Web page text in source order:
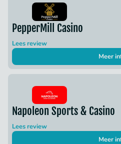
PepperMill Casino
Lees review
Meer
Napoleon Sports & Casino
Lees review
Meer